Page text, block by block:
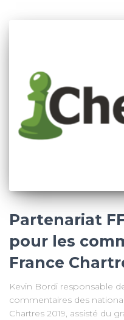
Partenariat
pour les
France
Kevin Bordi responsable
commentaires des
Chartres 2019, assisté du